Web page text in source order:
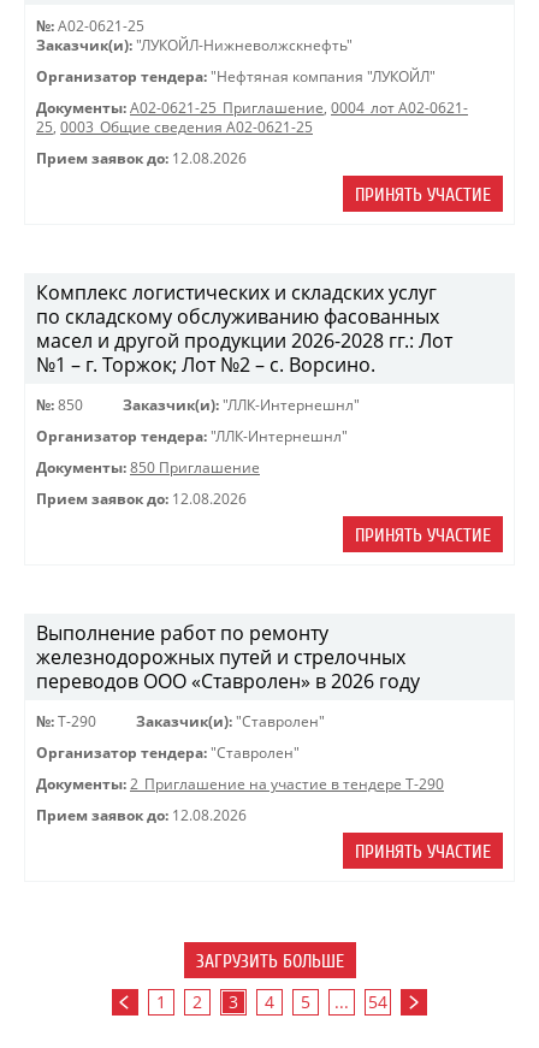
№: A02-0621-25
Заказчик(и): "ЛУКОЙЛ-Нижневолжскнефть"
Организатор тендера: "Нефтяная компания "ЛУКОЙЛ"
Документы: A02-0621-25_Приглашение, 0004_лот A02-0621-
25, 0003_Общие сведения A02-0621-25
Прием заявок до: 12.08.2026
ПРИНЯТЬ УЧАСТИЕ
Комплекс логистических и складских услуг
по складскому обслуживанию фасованных
масел и другой продукции 2026-2028 гг.: Лот
№1 – г. Торжок; Лот №2 – с. Ворсино.
№: 850 Заказчик(и): "ЛЛК-Интернешнл"
Организатор тендера: "ЛЛК-Интернешнл"
Документы: 850 Приглашение
Прием заявок до: 12.08.2026
ПРИНЯТЬ УЧАСТИЕ
Выполнение работ по ремонту
железнодорожных путей и стрелочных
переводов ООО «Ставролен» в 2026 году
№: Т-290 Заказчик(и): "Ставролен"
Организатор тендера: "Ставролен"
Документы: 2_Приглашение на участие в тендере Т-290
Прием заявок до: 12.08.2026
ПРИНЯТЬ УЧАСТИЕ
ЗАГРУЗИТЬ БОЛЬШЕ
1 2 3 4 5 ... 54